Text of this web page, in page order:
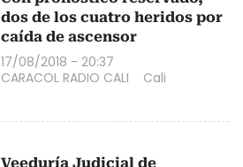
dos de los cuatro heridos por
caída de ascensor
17/08/2018 - 20:37
CARACOL RADIO CALI
Cali
Veeduría Judicial de